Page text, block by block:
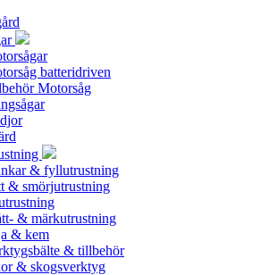
batteridriven
Motorsåg
& fyllutrustning
& smörjutrustning
& märkutrustning
& kem
& tillbehör
& skogsverktyg